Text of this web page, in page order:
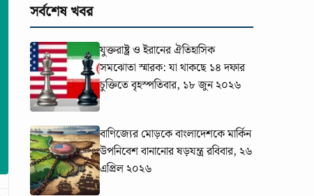
সর্বশেষ খবর
যুক্তরাষ্ট্র ও ইরানের ঐতিহাসিক
সমঝোতা স্মারক: যা থাকছে ১৪ দফার
চুক্তিতেবৃহস্পতিবার, ১৮ জুন ২০২৬
বাণিজ্যের মোড়কে বাংলাদেশকে মার্কিন
উপনিবেশ বানানোর ষড়যন্ত্ররবিবার, ২৬
এপ্রিল ২০২৬